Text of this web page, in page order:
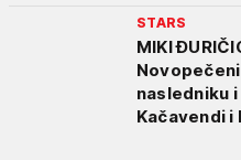
STARS
MIKI
nasledniku i
Kačavendi